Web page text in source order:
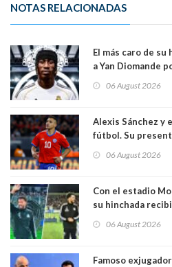
NOTAS RELACIONADAS
El más caro de
a Yan Diomande
06 August 2026
Alexis Sánchez y
fútbol. Su
06 August 2026
Con el estadio
su hinchada
06 August 2026
Famoso